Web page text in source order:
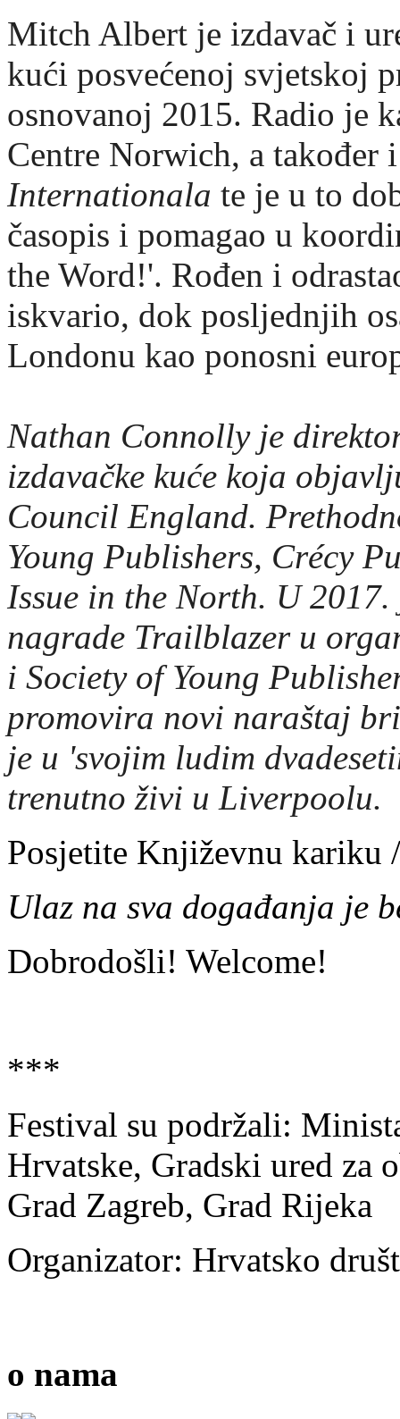
Mitch Albert je izdavač i
kući posvećenoj svjetskoj
osnovanoj 2015. Radio je
Centre Norwich, a
Internationala te je u to
časopis i pomagao u
the Word!'. Rođen i
iskvario, dok posljednjih
Londonu kao ponosni
Nathan Connolly je
izdavačke kuće koja
Council England.
Young Publishers, Crécy
Issue in the North. U
nagrade Trailblazer u
i Society of Young
promovira novi naraštaj
je u 'svojim ludim
trenutno živi u Liverpoolu.
Posjetite Književnu
Ulaz na sva događanja je
Dobrodošli! Welcome!
***
Festival su podržali:
Hrvatske, Gradski ured za
Grad Zagreb, Grad Rijeka
Organizator: Hrvatsko
o nama